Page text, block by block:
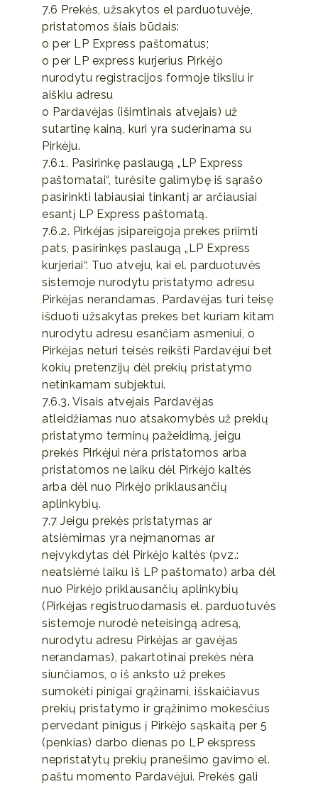
7.6 Prekės, užsakytos el parduotuvėje,
pristatomos šiais būdais:
o per LP Express paštomatus;
o per LP express kurjerius Pirkėjo
nurodytu registracijos formoje tiksliu ir
aiškiu adresu
o Pardavėjas (išimtinais atvejais) už
sutartinę kainą, kuri yra suderinama su
Pirkėju.
7.6.1. Pasirinkę paslaugą „LP Express
paštomatai“, turėsite galimybę iš sąrašo
pasirinkti labiausiai tinkantį ar arčiausiai
esantį LP Express paštomatą.
7.6.2. Pirkėjas įsipareigoja prekes priimti
pats, pasirinkęs paslaugą „LP Express
kurjeriai“. Tuo atveju, kai el. parduotuvės
sistemoje nurodytu pristatymo adresu
Pirkėjas nerandamas, Pardavėjas turi teisę
išduoti užsakytas prekes bet kuriam kitam
nurodytu adresu esančiam asmeniui, o
Pirkėjas neturi teisės reikšti Pardavėjui bet
kokių pretenzijų dėl prekių pristatymo
netinkamam subjektui.
7.6.3. Visais atvejais Pardavėjas
atleidžiamas nuo atsakomybės už prekių
pristatymo terminų pažeidimą, jeigu
prekės Pirkėjui nėra pristatomos arba
pristatomos ne laiku dėl Pirkėjo kaltės
arba dėl nuo Pirkėjo priklausančių
aplinkybių.
7.7 Jeigu prekės pristatymas ar
atsiėmimas yra neįmanomas ar
neįvykdytas dėl Pirkėjo kaltės (pvz.:
neatsiėmė laiku iš LP paštomato) arba dėl
nuo Pirkėjo priklausančių aplinkybių
(Pirkėjas registruodamasis el. parduotuvės
sistemoje nurodė neteisingą adresą,
nurodytu adresu Pirkėjas ar gavėjas
nerandamas), pakartotinai prekės nėra
siunčiamos, o iš anksto už prekes
sumokėti pinigai grąžinami, išskaičiavus
prekių pristatymo ir grąžinimo mokesčius
pervedant pinigus į Pirkėjo sąskaitą per 5
(penkias) darbo dienas po LP ekspress
nepristatytų prekių pranešimo gavimo el.
paštu momento Pardavėjui. Prekės gali